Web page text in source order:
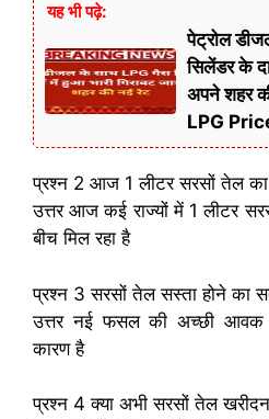
यह भी पढ़े:
पेट्रोल
सिलेंडर के
अपने शहर
LPG
प्रश्न 2 आज 1 लीटर सरसों तेल
उत्तर आज कई राज्यों में 1 लीटर
बीच मिल रहा है
प्रश्न 3 सरसों तेल सस्ता होने का
उत्तर नई फसल की अच्छी आवक
कारण है
प्रश्न 4 क्या अभी सरसों तेल